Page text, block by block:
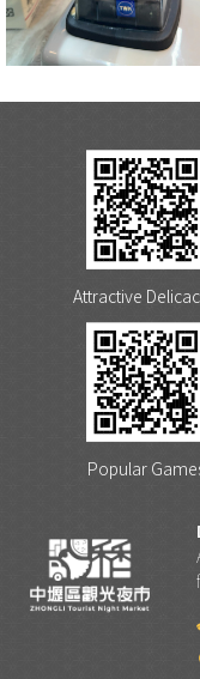
Attractive
Popular